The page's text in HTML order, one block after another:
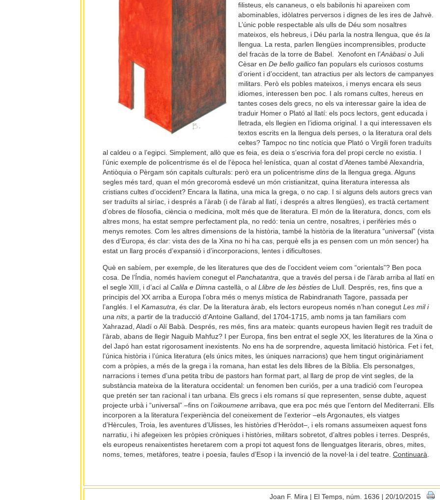
filisteus, els cananeus, o els babilonis hi apareixen com
abominables, idòlatres perversos i dignes de les ires de Jahvè.
L’únic poble respectable als ulls de Déu som nosaltres
mateixos, els hebreus, i Déu parla la nostra llengua, que és la
llengua. La resta, parlen llengües incomprensibles, producte
del fracàs de la torre de Babel. Xenofont en l’Anàbasio Juli
Cèsar en De bello gallicofan populars els curiosos costums
d’orient i d’occident, tan atractius per als lectors de campanyes
militars. Però els pobles mateixos, i menys encara els seus
idiomes, interessen ben poc. I als romans cultes, hereus en
tantes coses dels grecs, no els va interessar gaire la idea de
traduir Homer o Plató al llatí: els pocs lectors, gent educada i
lletrada, els llegien en l’idioma original. I a qui interessaven els
textos escrits en la llengua dels perses, o la literatura oral dels
celtes? Tampoc no tinc notícia que Plató o Virgili foren traduïts
al caldeu o a l’egipci. Simplement, allò que es feia, es deia o s’escrivia fora del propi cercle no existia. I
l’únic exemple de policentrisme és el de l’època hel·lenística, quan al costat d’Atenes també Alexandria,
Antiòquia o Pèrgam són capitals culturals: però era un policentrisme dinsde la llengua grega. Alguns
segles més tard, quan el món grecoromà esdevé un món cristianitzat, quina literatura interessa als
cristians cultes d’occident? Encara la llatina, una mica la grega, o no cap. I si alguns dels autors grecs van
ser traduïts al siríac, i després a l’àrab (i de l’àrab al llatí, i després a altres llengües), es tractà certament
d’obres de filosofia, ciència o medicina, molt més que de literatura. El món de la literatura, doncs, com els
altres mons, ha estat sempre perfectament pla, no redó: tenia un centre, nosaltres, i perifèries més o
menys remotes. Com les altres dimensions de la història, també la història de la literatura “universal” (vista
des d’Europa, és clar: vista des de la Xina no hi ha cas, perquè ells ja es pensen com un món sencer) ha
estat un llarg procés d’expansió i d’incorporacions, lentes i dificultoses.
Què en sabíem, per exemple, de les literatures que des de l’occident veiem com “orientals”? Ben poca
cosa. De l’Índia, només havíem conegut el Panchatantra, que a través del persa i de l’àrab arriba al llatí en
el segle XIII, i d’ací al Calila e Dimnacastellà, o al Llibre de les bèstiesde Llull. Després, res, fins que a
principis del XX arriba a Europa l’obra més o menys mística de Rabindranath Tagore, passada per
l’anglés. I el Kamasutra, és clar. De la literatura àrab, els lectors europeus només n’han conegut Les mil i
una nits, a partir de la traducció d’Antoine Galland, del 1704-1715, amb noms ja tan familiars com
Xahrazad, Aladí o Alí Babà. Després, res més, fins ara mateix: quants europeus havien llegit res traduït de
l’àrab, abans de llegir Naguib Mahfuz? I per Europa, fins ben entrat el segle XX, les literatures de la Xina o
del Japó han estat rigorosament inexistents. No ens ha de sorprendre, aquesta limitació històrica. Fet i fet,
l’única història i l’única literatura (els únics mites, les úniques narracions) que hem tingut originàriament
com a pròpies, a més de la grega i la romana, han estat les dels llibres de la Bíblia. Els personatges,
narracions i temes d’una petita tribu de pastors han format part, al llarg de prop de vint segles, de la
substància mateixa de la literatura occidental: un fenomen ben curiós, per a una tradició com l’europea
que pretén ser tan racional i tan urbana. Els grecs i els romans sí que representen, sense dubte, aquest
projecte urbà i “universal” –fins on l’oikoumenearribava, que era poc més que l’entorn del Mediterrani. Ells
incorporen a la literatura l’experiència del coneixement de l’exterior –els Argonautes, els viatges
d’Hèrcules, Troia, les aventures d’Ulisses, les històries d’Heròdot–, i els romans assumeixen aquest fons
narratiu, i hi afegeixen les pròpies cròniques i històries, militars sobretot, d’altres pobles i terres. Després,
els europeus renaixentistes heretarem com a propi tot aquest fons de llenguatges literaris, obres, mites,
noms, temes, metàfores, teatre i poesia, faules d’Esop i la invenció de la novel·la i del teatre. Continuarà.
Joan F. Mira | El Temps, núm. 1636 | 20/10/2015